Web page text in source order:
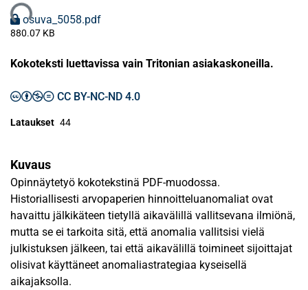
osuva_5058.pdf
880.07 KB
Kokoteksti luettavissa vain Tritonian asiakaskoneilla.
CC BY-NC-ND 4.0
Lataukset 44
Kuvaus
Opinnäytetyö kokotekstinä PDF-muodossa.
Historiallisesti arvopaperien hinnoitteluanomaliat ovat
havaittu jälkikäteen tietyllä aikavälillä vallitsevana ilmiönä,
mutta se ei tarkoita sitä, että anomalia vallitsisi vielä
julkistuksen jälkeen, tai että aikavälillä toimineet sijoittajat
olisivat käyttäneet anomaliastrategiaa kyseisellä
aikajaksolla.